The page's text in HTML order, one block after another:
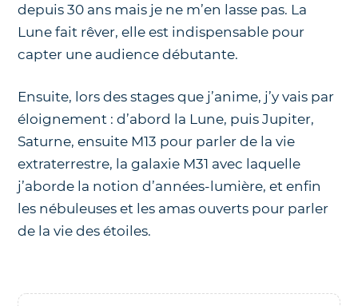
depuis 30 ans mais je ne m’en lasse pas. La
Lune fait rêver, elle est indispensable pour
capter une audience débutante.
Ensuite, lors des stages que j’anime, j’y vais par
éloignement : d’abord la Lune, puis Jupiter,
Saturne, ensuite M13 pour parler de la vie
extraterrestre, la galaxie M31 avec laquelle
j’aborde la notion d’années-lumière, et enfin
les nébuleuses et les amas ouverts pour parler
de la vie des étoiles.